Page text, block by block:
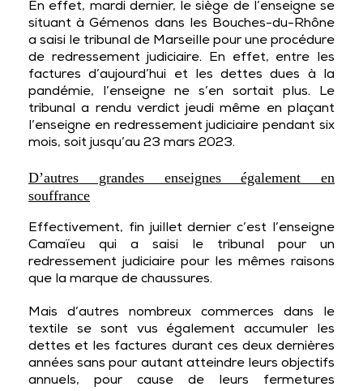
En effet, mardi dernier, le siège de l’enseigne se
situant à Gémenos dans les Bouches-du-Rhône
a saisi le tribunal de Marseille pour une procédure
de redressement judiciaire. En effet, entre les
factures d’aujourd’hui et les dettes dues à la
pandémie, l’enseigne ne s’en sortait plus. Le
tribunal a rendu verdict jeudi même en plaçant
l’enseigne en redressement judiciaire pendant six
mois, soit jusqu’au 23 mars 2023.
D’autres grandes enseignes également en
souffrance
Effectivement, fin juillet dernier c’est l’enseigne
Camaïeu qui a saisi le tribunal pour un
redressement judiciaire pour les mêmes raisons
que la marque de chaussures.
Mais d’autres nombreux commerces dans le
textile se sont vus également accumuler les
dettes et les factures durant ces deux dernières
années sans pour autant atteindre leurs objectifs
annuels, pour cause de leurs fermetures